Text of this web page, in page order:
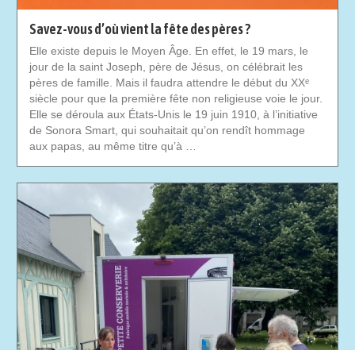
Savez-vous d’où vient la fête des pères ?
Elle existe depuis le Moyen Âge. En effet, le 19 mars, le
jour de la saint Joseph, père de Jésus, on célébrait les
pères de famille. Mais il faudra attendre le début du XXᵉ
siècle pour que la première fête non religieuse voie le jour.
Elle se déroula aux États-Unis le 19 juin 1910, à l’initiative
de Sonora Smart, qui souhaitait qu’on rendît hommage
aux papas, au même titre qu’à …